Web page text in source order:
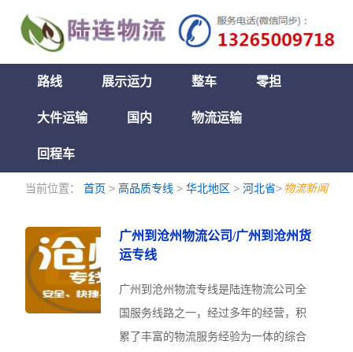
路线 展示运力 整车 零担
大件运输 国内 物流运输
回程车
当前位置：首页 >高品质专线 >华北地区 >河北省>物流新闻
广州到沧州物流公司/广州到沧州货
运专线
广州到沧州物流专线是陆连物流公司全
国服务线路之一，经过多年的经营，积
累了丰富的物流服务经验为一体的综合